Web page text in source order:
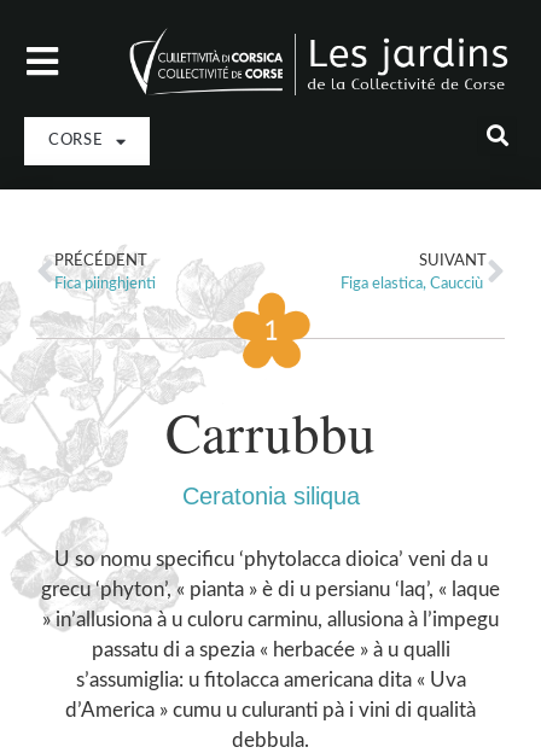
CORSE
PRÉCÉDENT
Fica piinghjenti
SUIVANT
Figa elastica, Caucciù
Carrubbu
Ceratonia siliqua
U so nomu specificu ‘phytolacca dioica’ veni da u
grecu ‘phyton’, « pianta » è di u persianu ‘laq’, « laque
» in’allusiona à u culoru carminu, allusiona à l’impegu
passatu di a spezia « herbacée » à u qualli
s’assumiglia: u fitolacca americana dita « Uva
d’America » cumu u culuranti pà i vini di qualità
debbula.